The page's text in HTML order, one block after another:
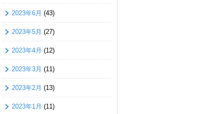
2023年6月 (43)
2023年5月 (27)
2023年4月 (12)
2023年3月 (11)
2023年2月 (13)
2023年1月 (11)